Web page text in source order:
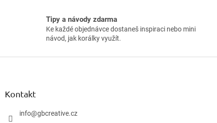
Tipy a návody zdarma
Ke každé objednávce dostaneš inspiraci nebo mini
návod, jak korálky využít.
Kontakt
info@gbcreative.cz